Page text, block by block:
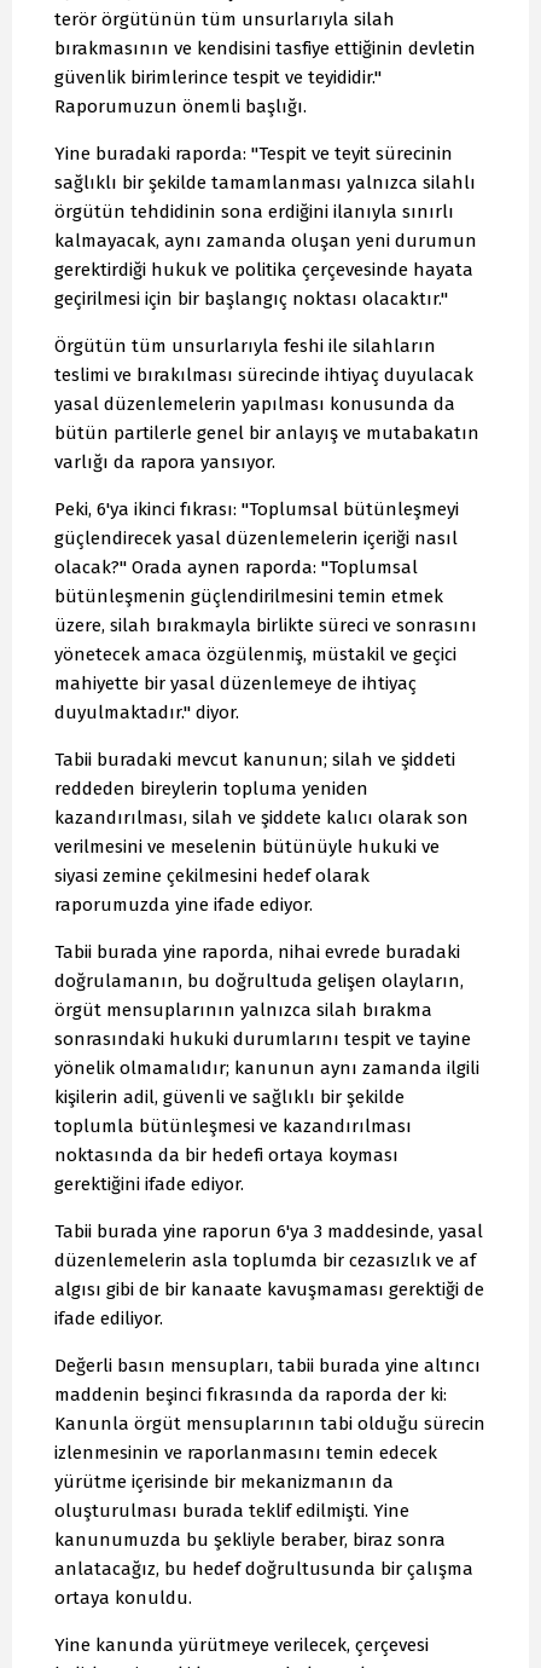
terör örgütünün tüm unsurlarıyla silah
bırakmasının ve kendisini tasfiye ettiğinin devletin
güvenlik birimlerince tespit ve teyididir."
Raporumuzun önemli başlığı.
Yine buradaki raporda: "Tespit ve teyit sürecinin
sağlıklı bir şekilde tamamlanması yalnızca silahlı
örgütün tehdidinin sona erdiğini ilanıyla sınırlı
kalmayacak, aynı zamanda oluşan yeni durumun
gerektirdiği hukuk ve politika çerçevesinde hayata
geçirilmesi için bir başlangıç noktası olacaktır."
Örgütün tüm unsurlarıyla feshi ile silahların
teslimi ve bırakılması sürecinde ihtiyaç duyulacak
yasal düzenlemelerin yapılması konusunda da
bütün partilerle genel bir anlayış ve mutabakatın
varlığı da rapora yansıyor.
Peki, 6'ya ikinci fıkrası: "Toplumsal bütünleşmeyi
güçlendirecek yasal düzenlemelerin içeriği nasıl
olacak?" Orada aynen raporda: "Toplumsal
bütünleşmenin güçlendirilmesini temin etmek
üzere, silah bırakmayla birlikte süreci ve sonrasını
yönetecek amaca özgülenmiş, müstakil ve geçici
mahiyette bir yasal düzenlemeye de ihtiyaç
duyulmaktadır." diyor.
Tabii buradaki mevcut kanunun; silah ve şiddeti
reddeden bireylerin topluma yeniden
kazandırılması, silah ve şiddete kalıcı olarak son
verilmesini ve meselenin bütünüyle hukuki ve
siyasi zemine çekilmesini hedef olarak
raporumuzda yine ifade ediyor.
Tabii burada yine raporda, nihai evrede buradaki
doğrulamanın, bu doğrultuda gelişen olayların,
örgüt mensuplarının yalnızca silah bırakma
sonrasındaki hukuki durumlarını tespit ve tayine
yönelik olmamalıdır; kanunun aynı zamanda ilgili
kişilerin adil, güvenli ve sağlıklı bir şekilde
toplumla bütünleşmesi ve kazandırılması
noktasında da bir hedefi ortaya koyması
gerektiğini ifade ediyor.
Tabii burada yine raporun 6'ya 3 maddesinde, yasal
düzenlemelerin asla toplumda bir cezasızlık ve af
algısı gibi de bir kanaate kavuşmaması gerektiği de
ifade ediliyor.
Değerli basın mensupları, tabii burada yine altıncı
maddenin beşinci fıkrasında da raporda der ki:
Kanunla örgüt mensuplarının tabi olduğu sürecin
izlenmesinin ve raporlanmasını temin edecek
yürütme içerisinde bir mekanizmanın da
oluşturulması burada teklif edilmişti. Yine
kanunumuzda bu şekliyle beraber, biraz sonra
anlatacağız, bu hedef doğrultusunda bir çalışma
ortaya konuldu.
Yine kanunda yürütmeye verilecek, çerçevesi